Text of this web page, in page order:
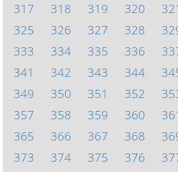
317
318 319 320
325
326 327 328
333
334 335 336
341
342 343 344
349
350 351 352
357
358 359 360
365
366 367 368
373
374 375 376